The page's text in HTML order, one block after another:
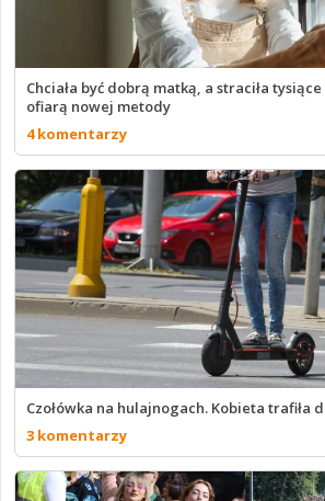
Chciała być dobrą matką, a straciła
ofiarą nowej metody
4 komentarzy
Czołówka na hulajnogach. Kobieta trafiła
3 komentarzy